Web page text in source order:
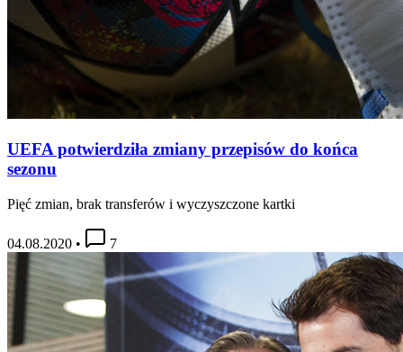
UEFA potwierdziła zmiany przepisów do końca
sezonu
Pięć zmian, brak transferów i wyczyszczone kartki
04.08.2020 • 7